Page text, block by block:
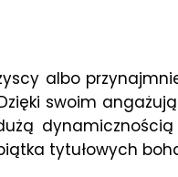
albo
swoim
tytułowych